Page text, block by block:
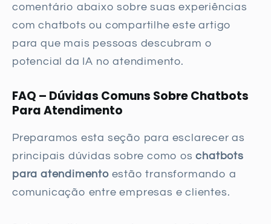
comentário abaixo sobre suas experiências
com chatbots ou compartilhe este artigo
para que mais pessoas descubram o
potencial da IA no atendimento.
FAQ – Dúvidas Comuns Sobre Chatbots
Para Atendimento
Preparamos esta seção para esclarecer as
principais dúvidas sobre como oschatbots
para atendimentoestão transformando a
comunicação entre empresas e clientes.